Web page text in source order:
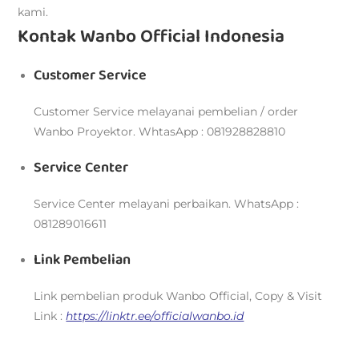
kami.
Kontak Wanbo Official Indonesia
Customer Service
Customer Service melayanai pembelian / order
Wanbo Proyektor. WhtasApp : 081928828810
Service Center
Service Center melayani perbaikan. WhatsApp :
081289016611
Link Pembelian
Link pembelian produk Wanbo Official, Copy & Visit
Link :https://linktr.ee/officialwanbo.id